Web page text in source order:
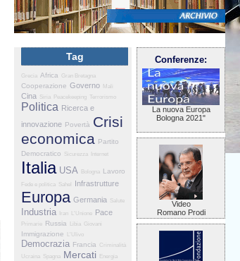
Tag
Grecia Africa Gran Bretagna
Cooperazione Governo Mali
Cina Siria Peacekeeping Terrorismo
Politica Ricerca e
innovazione Povertà Crisi
economica Partito
Democratico
Sicurezza Internet
Italia USA Bologna Lavoro
Fede e politica Sahel Infrastrutture
Europa Germania Salute
Industria Iran L'Unione Pace
Primarie Russia Libia Giovani
Immigrazione L'Ulivo
Democrazia Francia
Criminalità
Ucraina Spagna Mercati
Energia
Conferenze:
La nuova Europa
Bologna 2021"
Video
Romano Prodi